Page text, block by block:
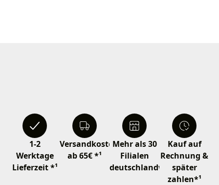
1-2
Werktage
Lieferzeit *¹
Versandkostenfrei
ab 65€ *¹
Mehr als 30
Filialen
deutschlandweit
Kauf auf
Rechnung &
später
zahlen*¹